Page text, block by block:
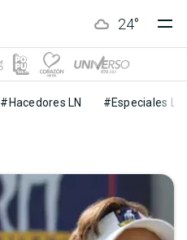
24°
#Hacedores LN #Especiales LN